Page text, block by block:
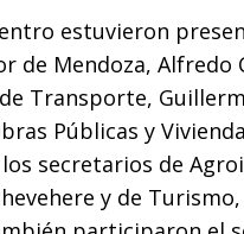
estuvieron
de Mendoza, Alfredo
Transporte,
Públicas y
secretarios de
y de